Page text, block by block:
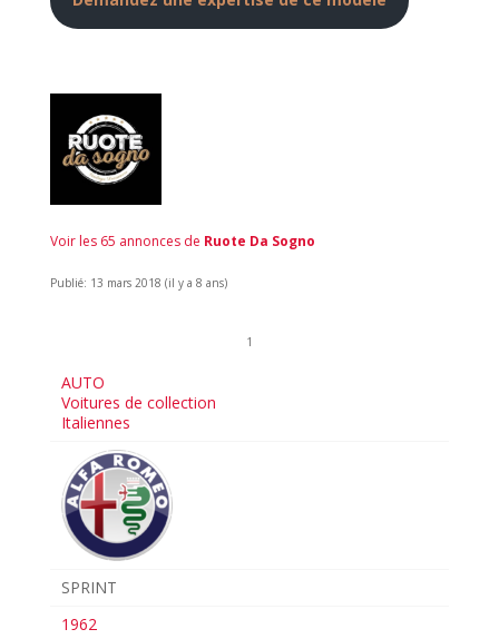
Voir les 65 annonces de Ruote Da Sogno
Publié: 13 mars 2018 (il y a 8 ans)
1
AUTO
Voitures de collection
Italiennes
SPRINT
1962